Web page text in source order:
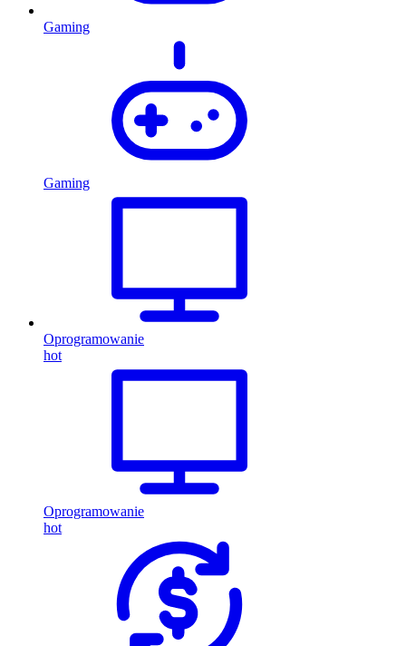
Gaming
Gaming
Oprogramowanie
hot
Oprogramowanie
hot